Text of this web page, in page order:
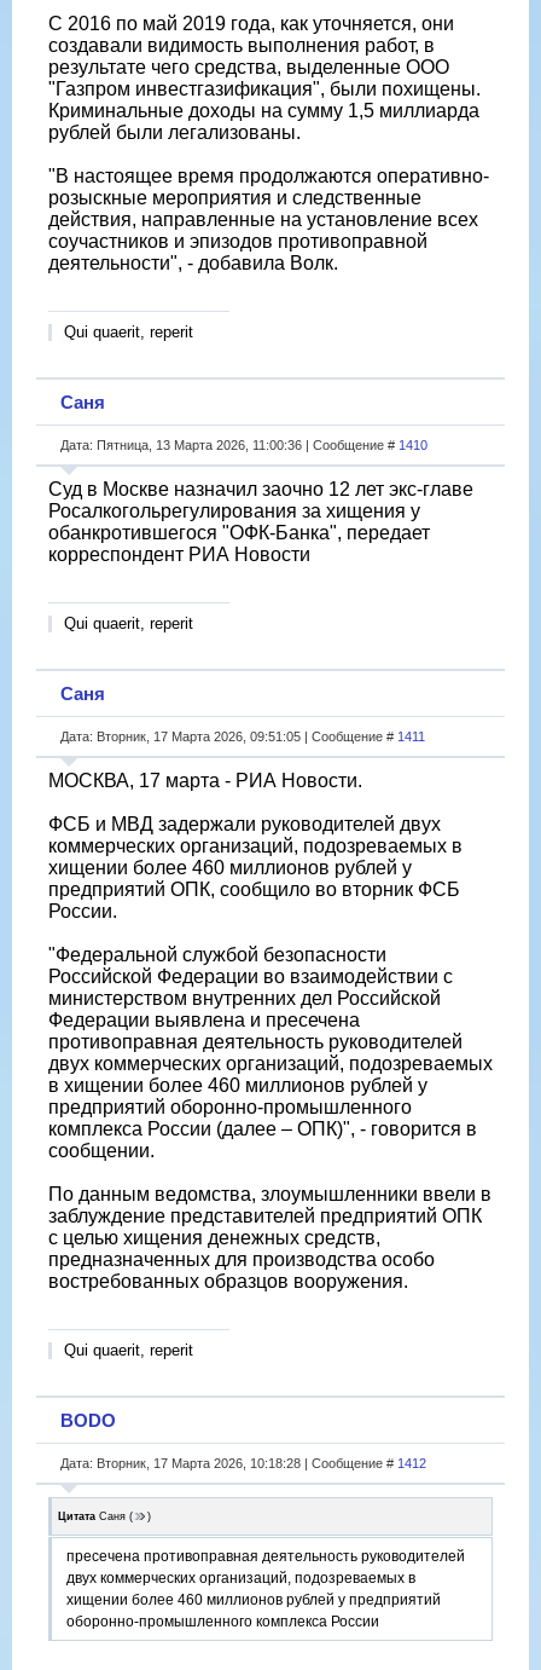
С 2016 по май 2019 года, как уточняется, они
создавали видимость выполнения работ, в
результате чего средства, выделенные ООО
"Газпром инвестгазификация", были похищены.
Криминальные доходы на сумму 1,5 миллиарда
рублей были легализованы.
"В настоящее время продолжаются оперативно-
розыскные мероприятия и следственные
действия, направленные на установление всех
соучастников и эпизодов противоправной
деятельности", - добавила Волк.
Qui quaerit, reperit
Саня
Дата: Пятница, 13 Марта 2026, 11:00:36 | Сообщение # 1410
Суд в Москве назначил заочно 12 лет экс-главе
Росалкогольрегулирования за хищения у
обанкротившегося "ОФК-Банка", передает
корреспондент РИА Новости
Qui quaerit, reperit
Саня
Дата: Вторник, 17 Марта 2026, 09:51:05 | Сообщение # 1411
МОСКВА, 17 марта - РИА Новости.
ФСБ и МВД задержали руководителей двух
коммерческих организаций, подозреваемых в
хищении более 460 миллионов рублей у
предприятий ОПК, сообщило во вторник ФСБ
России.
"Федеральной службой безопасности
Российской Федерации во взаимодействии с
министерством внутренних дел Российской
Федерации выявлена и пресечена
противоправная деятельность руководителей
двух коммерческих организаций, подозреваемых
в хищении более 460 миллионов рублей у
предприятий оборонно-промышленного
комплекса России (далее – ОПК)", - говорится в
сообщении.
По данным ведомства, злоумышленники ввели в
заблуждение представителей предприятий ОПК
с целью хищения денежных средств,
предназначенных для производства особо
востребованных образцов вооружения.
Qui quaerit, reperit
BODO
Дата: Вторник, 17 Марта 2026, 10:18:28 | Сообщение # 1412
Цитата Саня ( )
пресечена противоправная деятельность руководителей
двух коммерческих организаций, подозреваемых в
хищении более 460 миллионов рублей у предприятий
оборонно-промышленного комплекса России